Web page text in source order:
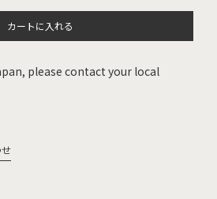
カートに入れる
please contact your local